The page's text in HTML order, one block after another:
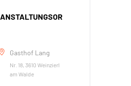
Gasthof Lang
Nr. 18, 3610 Weinzierl
am Walde